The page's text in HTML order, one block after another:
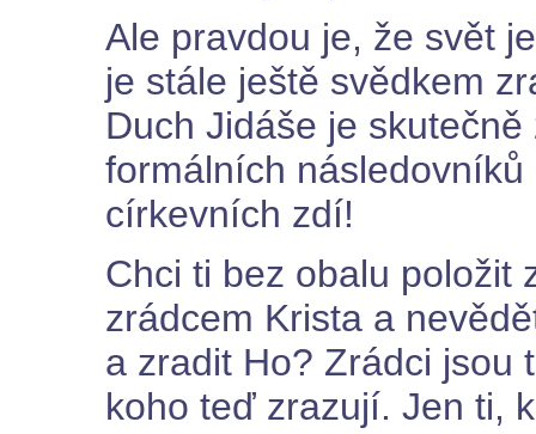
Ale pravdou je, že svět
je stále ještě svědkem
Duch Jidáše je
formálních
církevních zdí!
Chci ti bez obalu položit
zrádcem Krista a
a zradit Ho? Zrádci jsou
koho teď zrazují. Jen ti,